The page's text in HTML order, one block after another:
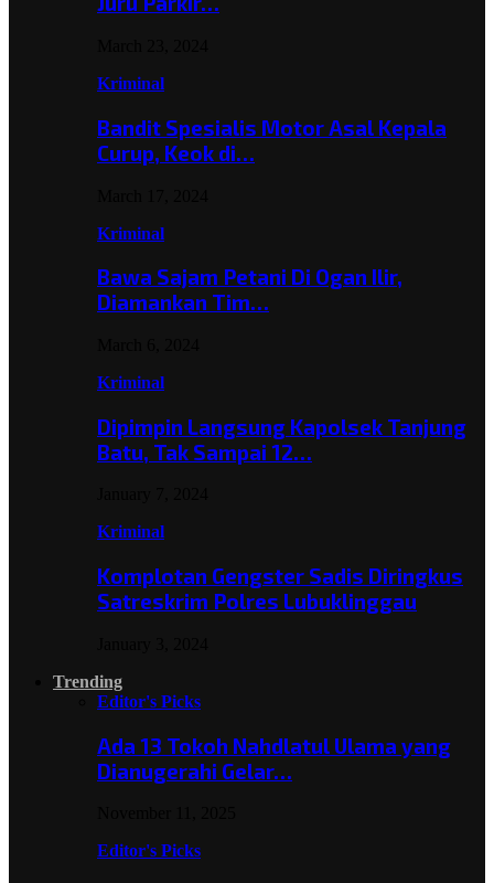
Kriminal
Bandit Spesialis Motor Asal Kepala
Curup, Keok di…
Kriminal
Bawa Sajam Petani Di Ogan Ilir,
Diamankan Tim…
Kriminal
Dipimpin Langsung Kapolsek Tanjung
Batu, Tak Sampai 12…
Kriminal
Komplotan Gengster Sadis Diringkus
Satreskrim Polres Lubuklinggau
Trending
Editor's Picks
Ada 13 Tokoh Nahdlatul Ulama yang
Dianugerahi Gelar…
Editor's Picks